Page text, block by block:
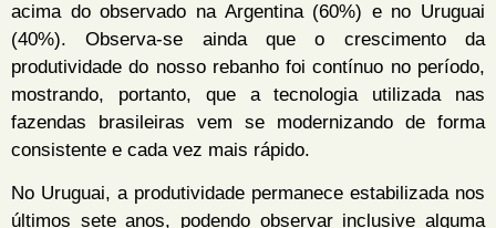
acima do observado na Argentina (60%) e no Uruguai
(40%). Observa-se ainda que o crescimento da
produtividade do nosso rebanho foi contínuo no período,
mostrando, portanto, que a tecnologia utilizada nas
fazendas brasileiras vem se modernizando de forma
consistente e cada vez mais rápido.
No Uruguai, a produtividade permanece estabilizada nos
últimos sete anos, podendo observar inclusive alguma